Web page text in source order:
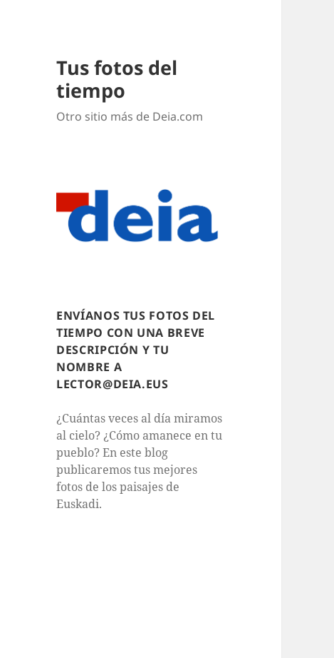
Tus fotos del
tiempo
Otro sitio más de Deia.com
ENVÍANOS TUS FOTOS DEL
TIEMPO CON UNA BREVE
DESCRIPCIÓN Y TU
NOMBRE A
LECTOR@DEIA.EUS
¿Cuántas veces al día miramos
al cielo? ¿Cómo amanece en tu
pueblo? En este blog
publicaremos tus mejores
fotos de los paisajes de
Euskadi.